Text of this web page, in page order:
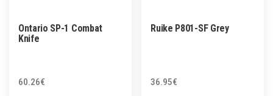
Ontario SP-1 Combat
Knife
60.26€
Ruike P801-SF Grey
36.95€